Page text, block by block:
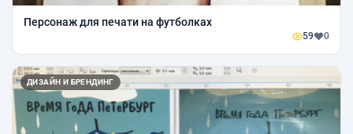
Персонаж для печати на футболках
59 0
ДИЗАЙН И БРЕНДИНГ